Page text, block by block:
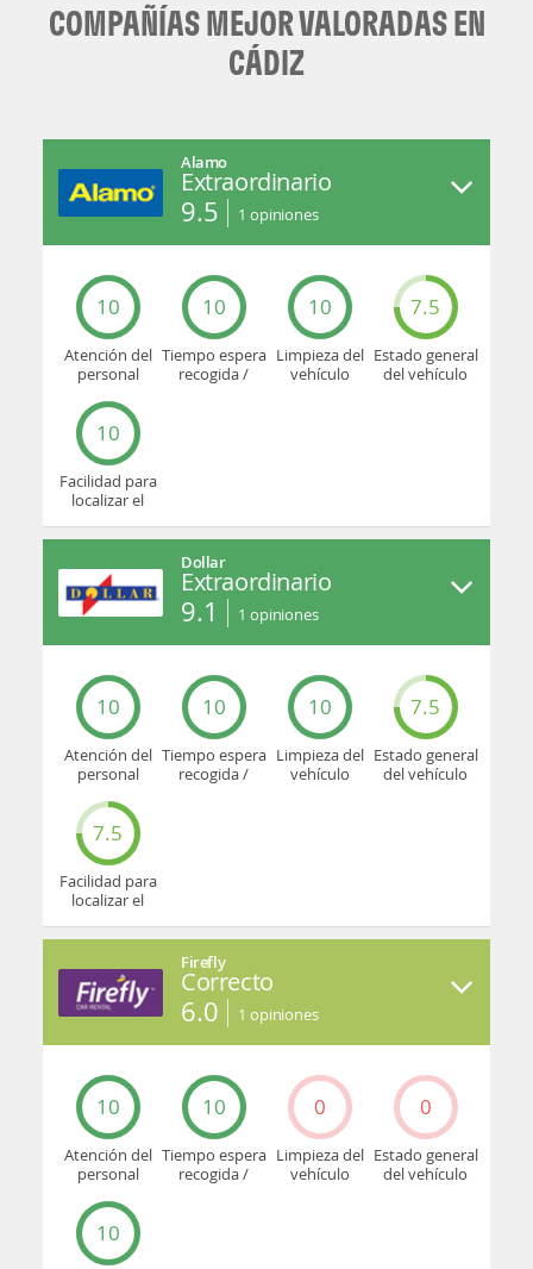
COMPAÑÍAS MEJOR VALORADAS EN
CÁDIZ
Alamo
Extraordinario
9.5 1 opiniones
10
Atención del
personal
10
Tiempo espera
recogida /
10
Limpieza del
vehículo
7.5
Estado general
del vehículo
10
Facilidad para
localizar el
oficina
Dollar
Extraordinario
9.1 1 opiniones
10
Atención del
personal
10
Tiempo espera
recogida /
10
Limpieza del
vehículo
7.5
Estado general
del vehículo
7.5
Facilidad para
localizar el
oficina
Firefly
Correcto
6.0 1 opiniones
10
Atención del
personal
10
Tiempo espera
recogida /
0
Limpieza del
vehículo
0
Estado general
del vehículo
10